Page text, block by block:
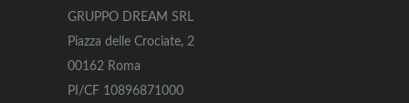
GRUPPO DREAM SRL
Piazza delle Crociate, 2
00162 Roma
PI/CF 10896871000